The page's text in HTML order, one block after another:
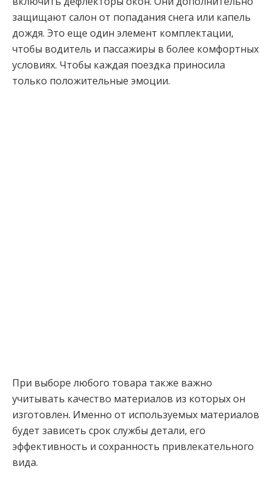
защищают салон от попадания снега или капель
дождя. Это еще один элемент комплектации,
чтобы водитель и пассажиры в более комфортных
условиях. Чтобы каждая поездка приносила
только положительные эмоции.
При выборе любого товара также важно
учитывать качество материалов из которых он
изготовлен. Именно от используемых материалов
будет зависеть срок службы детали, его
эффективность и сохранность привлекательного
вида.